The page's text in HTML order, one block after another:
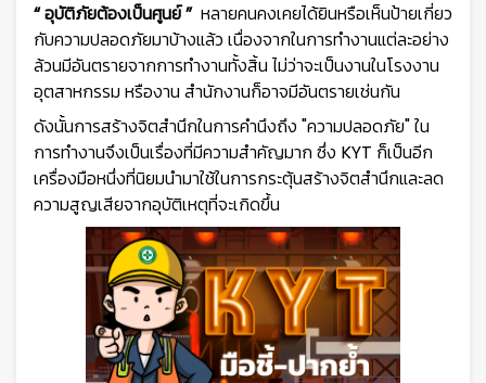
“ อุบัติภัยต้องเป็นศูนย์ ”หลายคนคงเคยได้ยินหรือเห็นป้ายเกี่ยว
กับความปลอดภัยมาบ้างแล้ว เนื่องจากในการทำงานแต่ละอย่าง
ล้วนมีอันตรายจากการทำงานทั้งสิ้น ไม่ว่าจะเป็นงานในโรงงาน
อุตสาหกรรม หรืองาน สำนักงานก็อาจมีอันตรายเช่นกัน
ดังนั้นการสร้างจิตสำนึกในการคำนึงถึง "ความปลอดภัย" ใน
การทำงานจึงเป็นเรื่องที่มีความสำคัญมาก ซึ่ง KYT ก็เป็นอีก
เครื่องมือหนึ่งที่นิยมนำมาใช้ในการกระตุ้นสร้างจิตสำนึกและลด
ความสูญเสียจากอุบัติเหตุที่จะเกิดขึ้น